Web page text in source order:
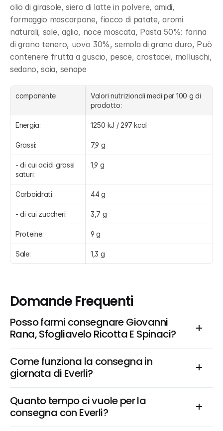
olio di girasole, siero di latte in polvere, amidi,
formaggio mascarpone, fiocco di patate, aromi
naturali, sale, aglio, noce moscata, Pasta 50%: farina
di grano tenero, uovo 30%, semola di grano duro, Può
contenere frutta a guscio, pesce, crostacei, molluschi,
sedano, soia, senape
componente
Valori nutrizionali medi per 100 g di
prodotto:
Energia: 1250 kJ / 297 kcal
Grassi: 7,9 g
- di cui acidi grassi
saturi:
1,9 g
Carboidrati: 44 g
- di cui zuccheri: 3,7 g
Proteine: 9 g
Sale: 1,3 g
Domande Frequenti
Posso farmi consegnare Giovanni
Rana, Sfogliavelo Ricotta E Spinaci?
Come funziona la consegna in
giornata di Everli?
Quanto tempo ci vuole per la
consegna con Everli?